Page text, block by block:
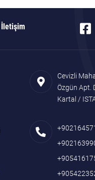
İletişim
Cevizli
Özgün Apt.
Kartal /